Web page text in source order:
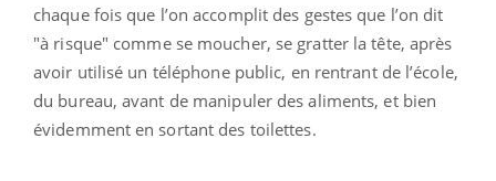
chaque fois que l’on accomplit des gestes que l’on dit
"à risque" comme se moucher, se gratter la tête, après
avoir utilisé un téléphone public, en rentrant de l’école,
du bureau, avant de manipuler des aliments, et bien
évidemment en sortant des toilettes.